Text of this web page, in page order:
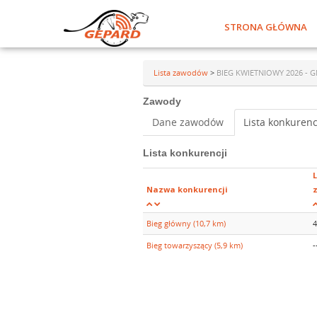
STRONA GŁÓWNA
Lista zawodów > BIEG KWIETNIOWY 2026 -
Zawody
Dane zawodów Lista
Lista konkurencji
Nazwa konkurencji
Bieg główny (10,7 km)
Bieg towarzyszący (5,9 km) --